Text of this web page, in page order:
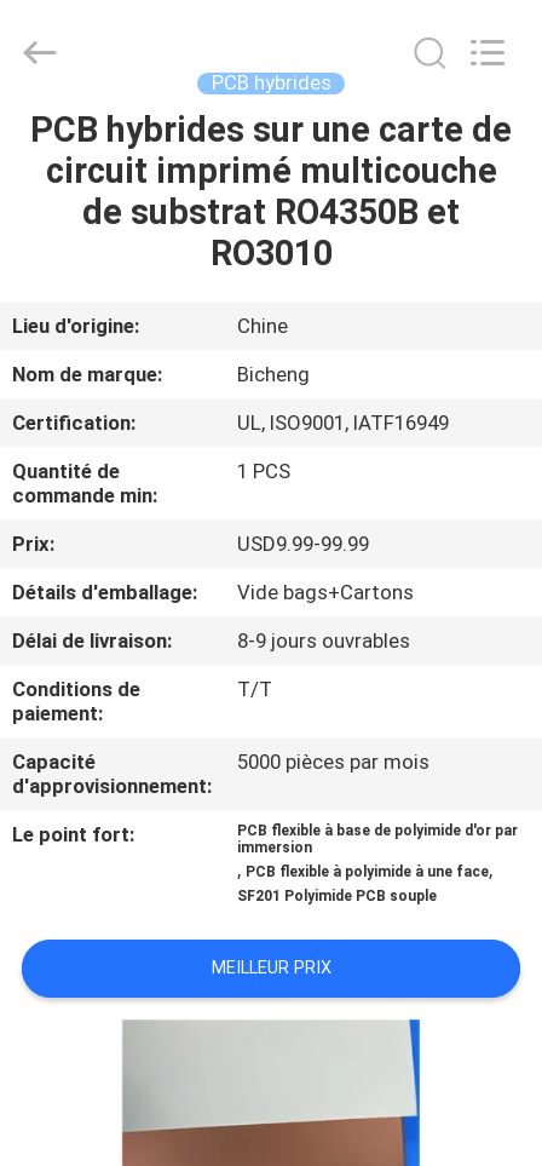
MAISON
VIDÉOS
À
PROPOS
DE
VISITE
DE
L'USINE
CONTRÔLE
DE
NOUS
NOUVELLES
Electronics
Technology
Reserved.
PCB hybrides
PCB hybrides sur une carte de
circuit imprimé multicouche
de substrat RO4350B et
RO3010
Lieu d'origine:
Chine
Nom de marque:
Bicheng
Certification:
UL, ISO9001, IATF16949
Quantité de
commande min:
1 PCS
Prix:
USD9.99-99.99
Détails d'emballage:
Vide bags+Cartons
Délai de livraison:
8-9 jours ouvrables
Conditions de
paiement:
T/T
Capacité
d'approvisionnement:
5000 pièces par mois
Le point fort:
PCB flexible à base de polyimide d'or par
immersion
, PCB flexible à polyimide à une face,
SF201 Polyimide PCB souple
MEILLEUR PRIX